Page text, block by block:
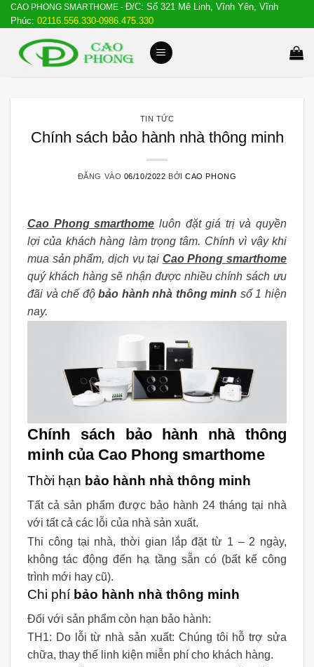
Bỏ
qua
dung
CAO PHONG SMARTHOME - Đ/C: Số 321 Mê Linh, Vĩnh Yên, Vĩnh
Phúc: 02116.556.330-0986.475.330
TIN TỨC
Chính sách bảo hành nhà thông minh
ĐĂNG VÀO 06/10/2022 BỞICAO PHONG
Cao Phong smarthome luôn đặt giá trị và quyền
lợi của khách hàng làm trọng tâm. Chính vì vậy khi
mua sản phẩm, dịch vụ tại Cao Phong smarthome
quý khách hàng sẽ nhận được nhiều chính sách ưu
đãi và chế độbảo hành nhà thông minh số 1 hiện
nay.
Chính sách bảo hành nhà thông
minh của Cao Phong smarthome
Thời hạn bảo hành nhà thông minh
Tất cả sản phẩm được bảo hành 24 tháng tại nhà
với tất cả các lỗi của nhà sản xuất.
Thi công tại nhà, thời gian lắp đặt từ 1 – 2 ngày,
không tác động đến hạ tầng sẵn có (bất kể công
trình mới hay cũ).
Chi phí bảo hành nhà thông minh
Đối với sản phẩm còn hạn bảo hành:
TH1: Do lỗi từ nhà sản xuất: Chúng tôi hỗ trợ sửa
chữa, thay thế linh kiện miễn phí cho khách hàng.